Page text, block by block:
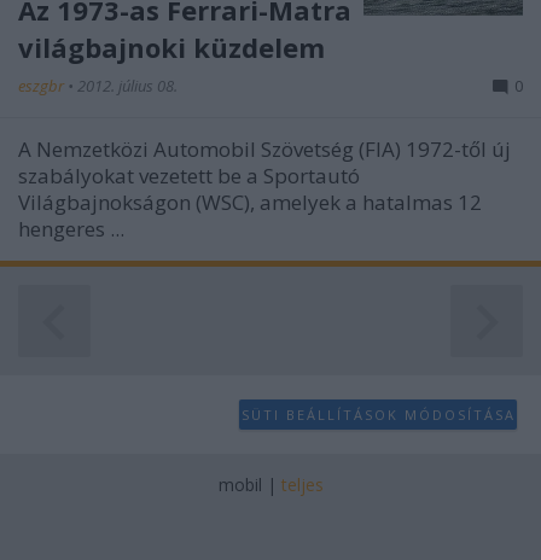
Az 1973-as Ferrari-Matra
világbajnoki küzdelem
eszgbr • 2012. július 08. 0
A Nemzetközi Automobil Szövetség (FIA) 1972-től új
szabályokat vezetett be a Sportautó
Világbajnokságon (WSC), amelyek a hatalmas 12
hengeres ...
SÜTI BEÁLLÍTÁSOK MÓDOSÍTÁSA
mobil | teljes